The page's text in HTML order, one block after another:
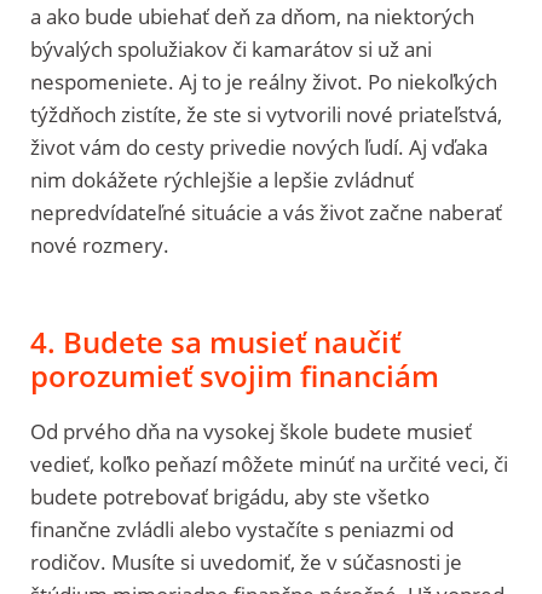
a ako bude ubiehať deň za dňom, na niektorých
bývalých spolužiakov či kamarátov si už ani
nespomeniete. Aj to je reálny život. Po niekoľkých
týždňoch zistíte, že ste si vytvorili nové priateľstvá,
život vám do cesty privedie nových ľudí. Aj vďaka
nim dokážete rýchlejšie a lepšie zvládnuť
nepredvídateľné situácie a vás život začne naberať
nové rozmery.
4. Budete sa musieť naučiť
porozumieť svojim financiám
Od prvého dňa na vysokej škole budete musieť
vedieť, koľko peňazí môžete minúť na určité veci, či
budete potrebovať brigádu, aby ste všetko
finančne zvládli alebo vystačíte s peniazmi od
rodičov. Musíte si uvedomiť, že v súčasnosti je